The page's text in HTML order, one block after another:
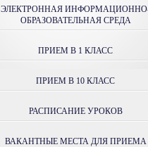
ЭЛЕКТРОННАЯ
ОБРАЗОВАТЕЛЬНАЯ СРЕДА
ПРИЕМ В 1 КЛАСС
ПРИЕМ В 10 КЛАСС
РАСПИСАНИЕ УРОКОВ
ВАКАНТНЫЕ МЕСТА ДЛЯ ПРИЕМА